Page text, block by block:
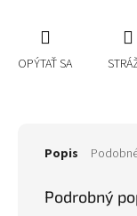
OPÝTAŤ SA
Popis
Podrobný